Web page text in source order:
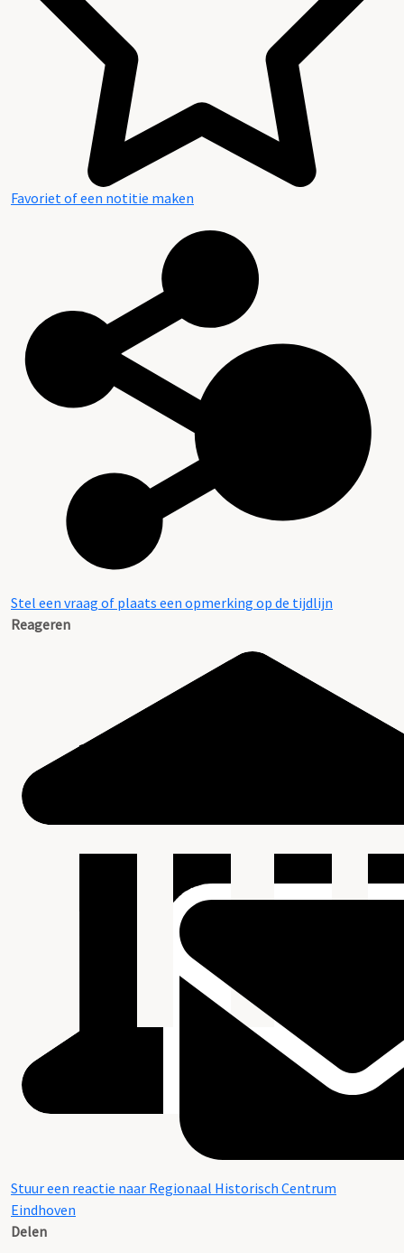
Favoriet of een notitie maken
Stel een vraag of plaats een opmerking op de tijdlijn
Reageren
Stuur een reactie naar Regionaal Historisch Centrum
Eindhoven
Delen